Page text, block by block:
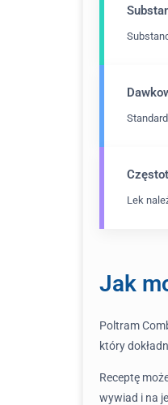
Lek
Jak
Poltram
który
Receptę
wywiad i na